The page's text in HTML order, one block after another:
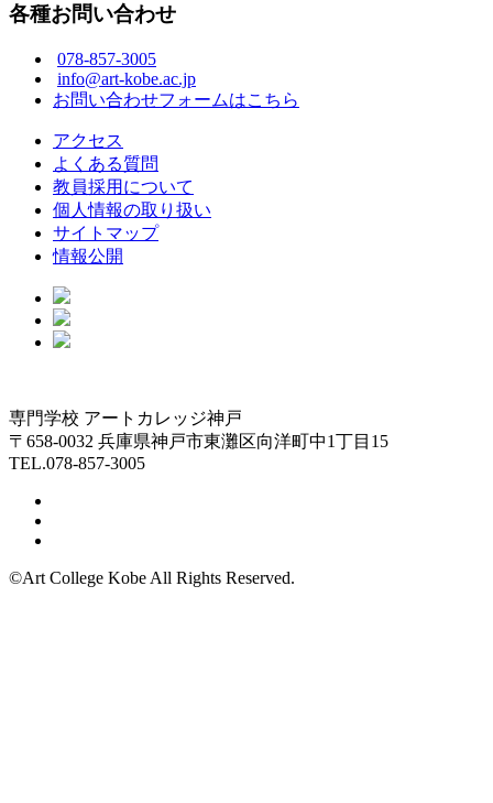
各種お問い合わせ
078-857-3005
info@art-kobe.ac.jp
お問い合わせフォームはこちら
アクセス
よくある質問
教員採用について
個人情報の取り扱い
サイトマップ
情報公開
専門学校 アートカレッジ神戸
〒658-0032 兵庫県神戸市東灘区向洋町中1丁目15
TEL.078-857-3005
©Art College Kobe All Rights Reserved.